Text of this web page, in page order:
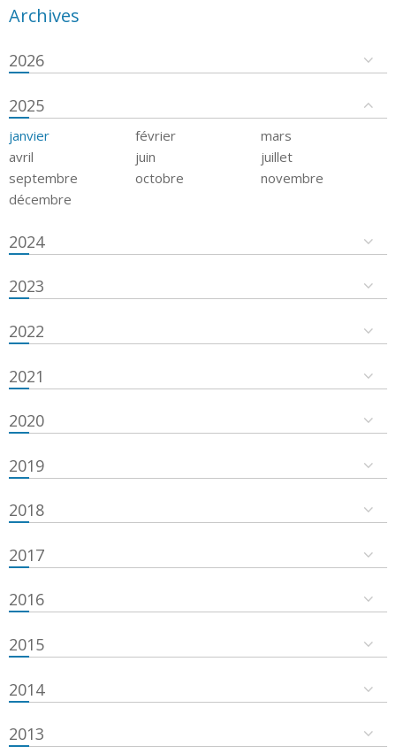
Archives
2026
2025
janvier février
mars
avril
juin
juillet
septembre
octobre
novembre
décembre
2024
2023
2022
2021
2020
2019
2018
2017
2016
2015
2014
2013